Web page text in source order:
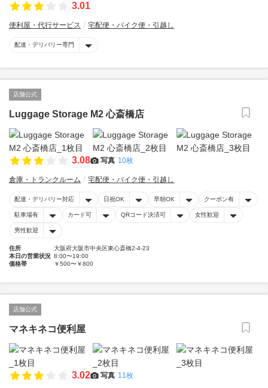
3.01
便利屋・代行サービス 宅配便・バイク便・引越し
配達・デリバリー専門
店舗公式
Luggage Storage M2 心斎橋店
3.08 写真 10枚
倉庫・トランクルーム 宅配便・バイク便・引越し
配達・デリバリー対応 日祝OK 早朝OK クーポン有
駐車場有 カード可 QRコード決済可 女性歓迎
男性歓迎
住所
大阪府大阪市中央区東心斎橋2-4-23
本日の営業状況 8:00〜19:00
価格帯
￥500〜￥800
店舗公式
マネキネコ便利屋
3.02 写真 11枚